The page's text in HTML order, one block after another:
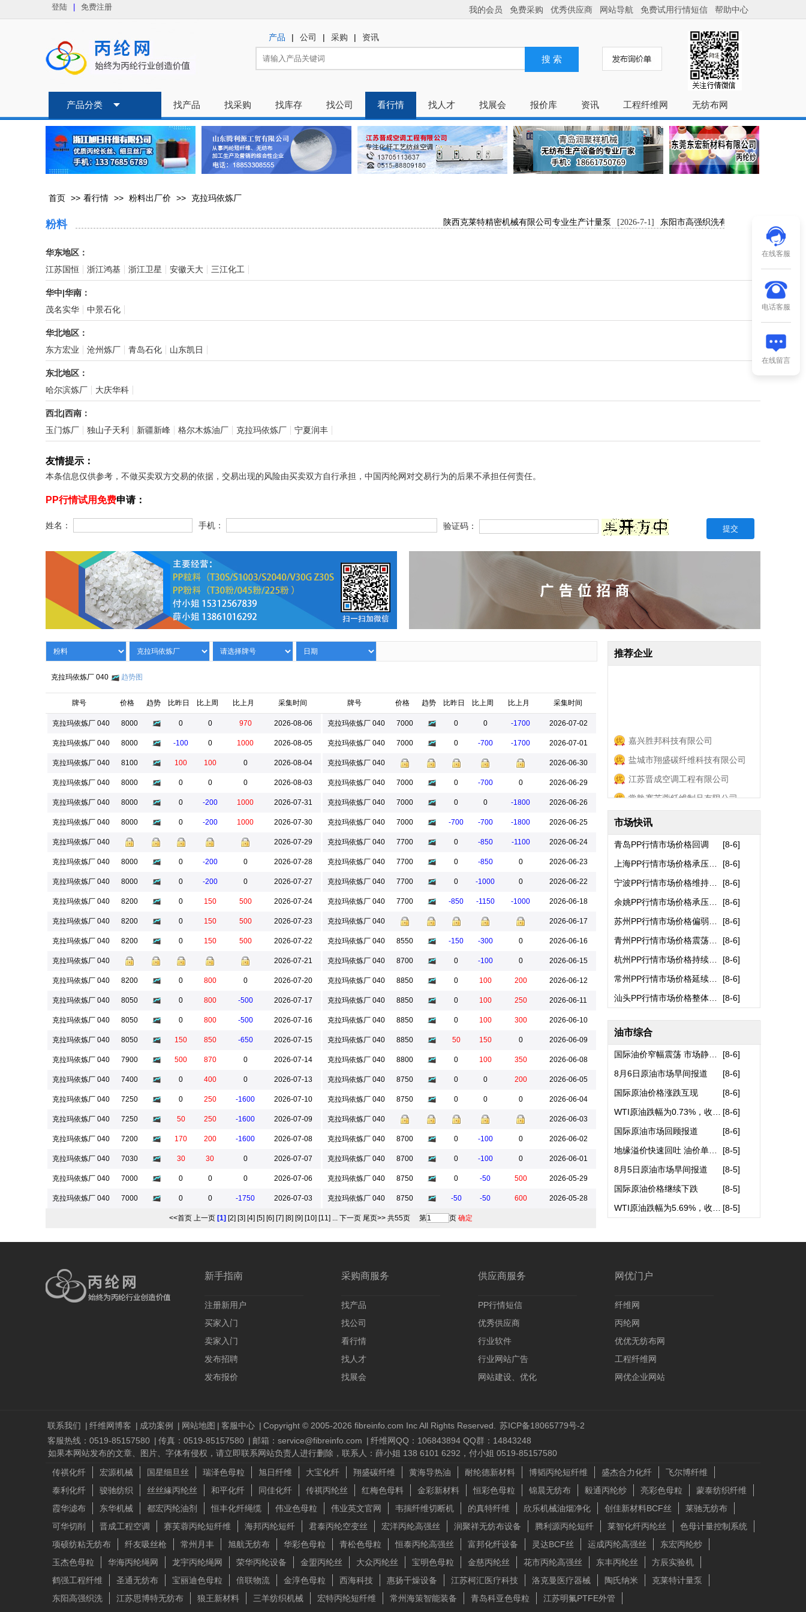
登陆 免费注册 我的会员 免费采购 优秀供应商 网站导航 免费试用行情短信 帮助中心
产品 | 公司 | 采购 | 资讯
搜 索
产品分类 找产品 找采购 找库存 找公司 看行情 找人才 找展会 报价库 资讯 工程纤维网 无纺布网
首页 >> 看行情 >> 粉料出厂价 >> 克拉玛依炼厂
粉料 陕西克莱特精密机械有限公司专业生产计量泵 [2026-7-1]
东阳市高强织洗有限公司专业生产高强丙
协龙集团高新化纤公司专业生产尼
广东椎曲健康管理有限公司为您解
华东地区：
江苏国恒
浙江鸿基 浙江卫星 安徽天大 三江化工
华中|华南：
茂名实华
中景石化
华北地区：
东方宏业
沧州炼厂 青岛石化 山东凯日
东北地区：
哈尔滨炼厂
大庆华科
西北|西南：
玉门炼厂
独山子天利 新疆新峰 格尔木炼油厂 克拉玛依炼厂 宁夏润丰
友情提示：
本条信息仅供参考，不做买卖双方交易的依据，交易出现的风险由买卖双方自行承担，中国丙纶网对交易行为的后果不承担任何责任。
PP行情试用免费申请：
姓名： 手机： 验证码： 提交
克拉玛依炼厂 040 趋势图
牌号 价格 趋势 比昨日 比上周 比上月 采集时间 牌号 价格 趋势 比昨日 比上周 比上月 采集时间
克拉玛依炼厂 040 8000 0 0 970 2026-08-06
克拉玛依炼厂 040 8000 -100 0 1000 2026-08-05
克拉玛依炼厂 040 8100 100 100 0 2026-08-04
克拉玛依炼厂 040 8000 0 0 0 2026-08-03
克拉玛依炼厂 040 8000 0 -200 1000 2026-07-31
克拉玛依炼厂 040 8000 0 -200 1000 2026-07-30
克拉玛依炼厂 040 2026-07-29
克拉玛依炼厂 040 8000 0 -200 0 2026-07-28
克拉玛依炼厂 040 8000 0 -200 0 2026-07-27
克拉玛依炼厂 040 8200 0 150 500 2026-07-24
克拉玛依炼厂 040 8200 0 150 500 2026-07-23
克拉玛依炼厂 040 8200 0 150 500 2026-07-22
克拉玛依炼厂 040 2026-07-21
克拉玛依炼厂 040 8200 0 800 0 2026-07-20
克拉玛依炼厂 040 8050 0 800 -500 2026-07-17
克拉玛依炼厂 040 8050 0 800 -500 2026-07-16
克拉玛依炼厂 040 8050 150 850 -650 2026-07-15
克拉玛依炼厂 040 7900 500 870 0 2026-07-14
克拉玛依炼厂 040 7400 0 400 0 2026-07-13
克拉玛依炼厂 040 7250 0 250 -1600 2026-07-10
克拉玛依炼厂 040 7250 50 250 -1600 2026-07-09
克拉玛依炼厂 040 7200 170 200 -1600 2026-07-08
克拉玛依炼厂 040 7030 30 30 0 2026-07-07
克拉玛依炼厂 040 7000 0 0 0 2026-07-06
克拉玛依炼厂 040 7000 0 0 -1750 2026-07-03
克拉玛依炼厂 040 7000 0 0 -1700 2026-07-02
克拉玛依炼厂 040 7000 0 -700 -1700 2026-07-01
克拉玛依炼厂 040 2026-06-30
克拉玛依炼厂 040 7000 0 -700 0 2026-06-29
克拉玛依炼厂 040 7000 0 0 -1800 2026-06-26
克拉玛依炼厂 040 7000 -700 -700 -1800 2026-06-25
克拉玛依炼厂 040 7700 0 -850 -1100 2026-06-24
克拉玛依炼厂 040 7700 0 -850 0 2026-06-23
克拉玛依炼厂 040 7700 0 -1000 0 2026-06-22
克拉玛依炼厂 040 7700 -850 -1150 -1000 2026-06-18
克拉玛依炼厂 040 2026-06-17
克拉玛依炼厂 040 8550 -150 -300 0 2026-06-16
克拉玛依炼厂 040 8700 0 -100 0 2026-06-15
克拉玛依炼厂 040 8850 0 100 200 2026-06-12
克拉玛依炼厂 040 8850 0 100 250 2026-06-11
克拉玛依炼厂 040 8850 0 100 300 2026-06-10
克拉玛依炼厂 040 8850 50 150 0 2026-06-09
克拉玛依炼厂 040 8800 0 100 350 2026-06-08
克拉玛依炼厂 040 8750 0 0 200 2026-06-05
克拉玛依炼厂 040 8750 0 0 0 2026-06-04
克拉玛依炼厂 040 2026-06-03
克拉玛依炼厂 040 8700 0 -100 0 2026-06-02
克拉玛依炼厂 040 8700 0 -100 0 2026-06-01
克拉玛依炼厂 040 8750 0 -50 500 2026-05-29
克拉玛依炼厂 040 8750 -50 -50 600 2026-05-28
<<首页 上一页 [1] [2] [3] [4] [5] [6] [7] [8] [9] [10] [11] ... 下一页 尾页>> 共55页 第 页 确定
推荐企业
上海韦揣信息技术有限公司
唐山伟业塑料有限公司
常州都宏化工科技有限公司
广东蒙泰高新纤维股份有限公司
苏州显松化纤纸管厂
江苏海邦新材料有限公司
常州国星特种化纤有限公司
黄骅市传祺化纤有限公司
上海依石实业有限公司
常州市盛杰合力化纤有限公司
常州市君泰化纤制品有限公司
常州运成化纤材料有限公司
常州市富邦化纤机械厂
滨州恒泰化纤制品有限公司
山东滨州华海化纤有限责任公司
烟台亮彩塑料科技有限公司
市场快讯
青岛PP行情市场价格回调 [8-6]
[8-6]
[8-6]
[8-6]
[8-6]
[8-6]
[8-6]
[8-6]
[8-6]
油市综合
[8-6]
8月6日原油市场早间报道
[8-6]
国际原油价格涨跌互现
[8-6]
[8-6]
国际原油市场回顾报道
[8-6]
[8-5]
8月5日原油市场早间报道
[8-5]
国际原油价格继续下跌
[8-5]
[8-5]
新手指南
注册新用户
买家入门
卖家入门
发布招聘
发布报价
采购商服务
找产品
找公司
看行情
找人才
找展会
供应商服务
PP行情短信
优秀供应商
行业软件
行业网站广告
网站建设、优化
网优门户
纤维网
丙纶网
优优无纺布网
工程纤维网
网优企业网站
联系我们 | 纤维网博客 | 成功案例 | 网站地图 | 客服中心 | Copyright © 2005-2026 fibreinfo.com Inc All Rights Reserved.
苏ICP备18065779号-2
客服热线：0519-85157580 | 传真：0519-85157580 | 邮箱：service@fibreinfo.com | 纤维网QQ：106843894 QQ群：14843248
如果本网站发布的文章、图片、字体有侵权，请立即联系网站负责人进行删除，联系人：薛小姐 138 6101 6292，付小姐 0519-85157580
传祺化纤
宏源机械 国星细旦丝 瑞泽色母粒 旭日纤维 大宝化纤 翔盛碳纤维 黄海导热油 耐纶德新材料 博韬丙纶短纤维 盛杰合力化纤
飞尔博纤维
泰利化纤
骏驰纺织 丝丝緣丙纶丝 和平化纤 同佳化纤 传祺丙纶丝 红梅色母料 金彩新材料 恒彩色母粒 锦晨无纺布 毅通丙纶纱 亮彩色母粒
蒙泰纺织纤维
霞华滤布
东华机械 都宏丙纶油剂 恒丰化纤绳缆 伟业色母粒 伟业英文官网 韦揣纤维切断机 的真特纤维 欣乐机械油烟净化 创佳新材料BCF丝
莱驰无纺布
可华切削
晋成工程空调 赛芙蓉丙纶短纤维 海邦丙纶短纤 君泰丙纶空变丝 宏洋丙纶高强丝 润聚祥无纺布设备 腾利源丙纶短纤 莱智化纤丙纶丝
色母计量控制系统
项硕纺粘无纺布
纤友吸丝枪 常州月丰 旭航无纺布 华彩色母粒 青松色母粒 恒泰丙纶高强丝 富邦化纤设备 灵达BCF丝 运成丙纶高强丝
东宏丙纶纱
玉杰色母粒
华海丙纶绳网 龙宇丙纶绳网 荣华丙纶设备 金盟丙纶丝 大众丙纶丝 宝明色母粒 金慈丙纶丝 花市丙纶高强丝 东丰丙纶丝
方辰实验机
鹤强工程纤维
圣通无纺布 宝丽迪色母粒 倍联物流 金淳色母粒 西海科技 惠扬干燥设备 江苏柯汇医疗科技 洛克曼医疗器械 陶氏纳米
克莱特计量泵
东阳高强织洗
江苏思博特无纺布 狼王新材料 三羊纺织机械 宏特丙纶短纤维 常州海策智能装备 青岛科亚色母粒 江苏明氟PTFE外管
在线客服
电话客服
在线留言